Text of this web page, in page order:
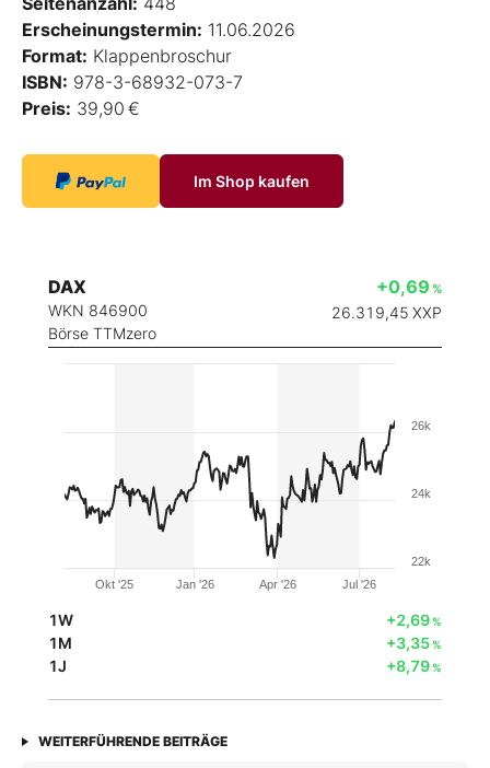
Erscheinungstermin: 11.06.2026
Format: Klappenbroschur
ISBN: 978-3-68932-073-7
Preis: 39,90 €
Im Shop kaufen
DAX
WKN 846900
Börse TTMzero
+0,69 %
26.319,45 XXP
Okt '25 Jan '26 Apr '26 Jul '26
22k
24k
26k
1W +2,69%
1M +3,35%
1J +8,79%
WEITERFÜHRENDE BEITRÄGE